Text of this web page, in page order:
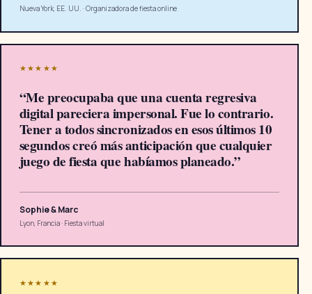
Nueva York, EE. UU. ·Organizadora de fiesta online
★★★★★
“Me preocupaba que una cuenta regresiva
digital pareciera impersonal. Fue lo contrario.
Tener a todos sincronizados en esos últimos 10
segundos creó más anticipación que cualquier
juego de fiesta que habíamos planeado.”
Sophie & Marc
Lyon, Francia· Fiesta virtual
★★★★★